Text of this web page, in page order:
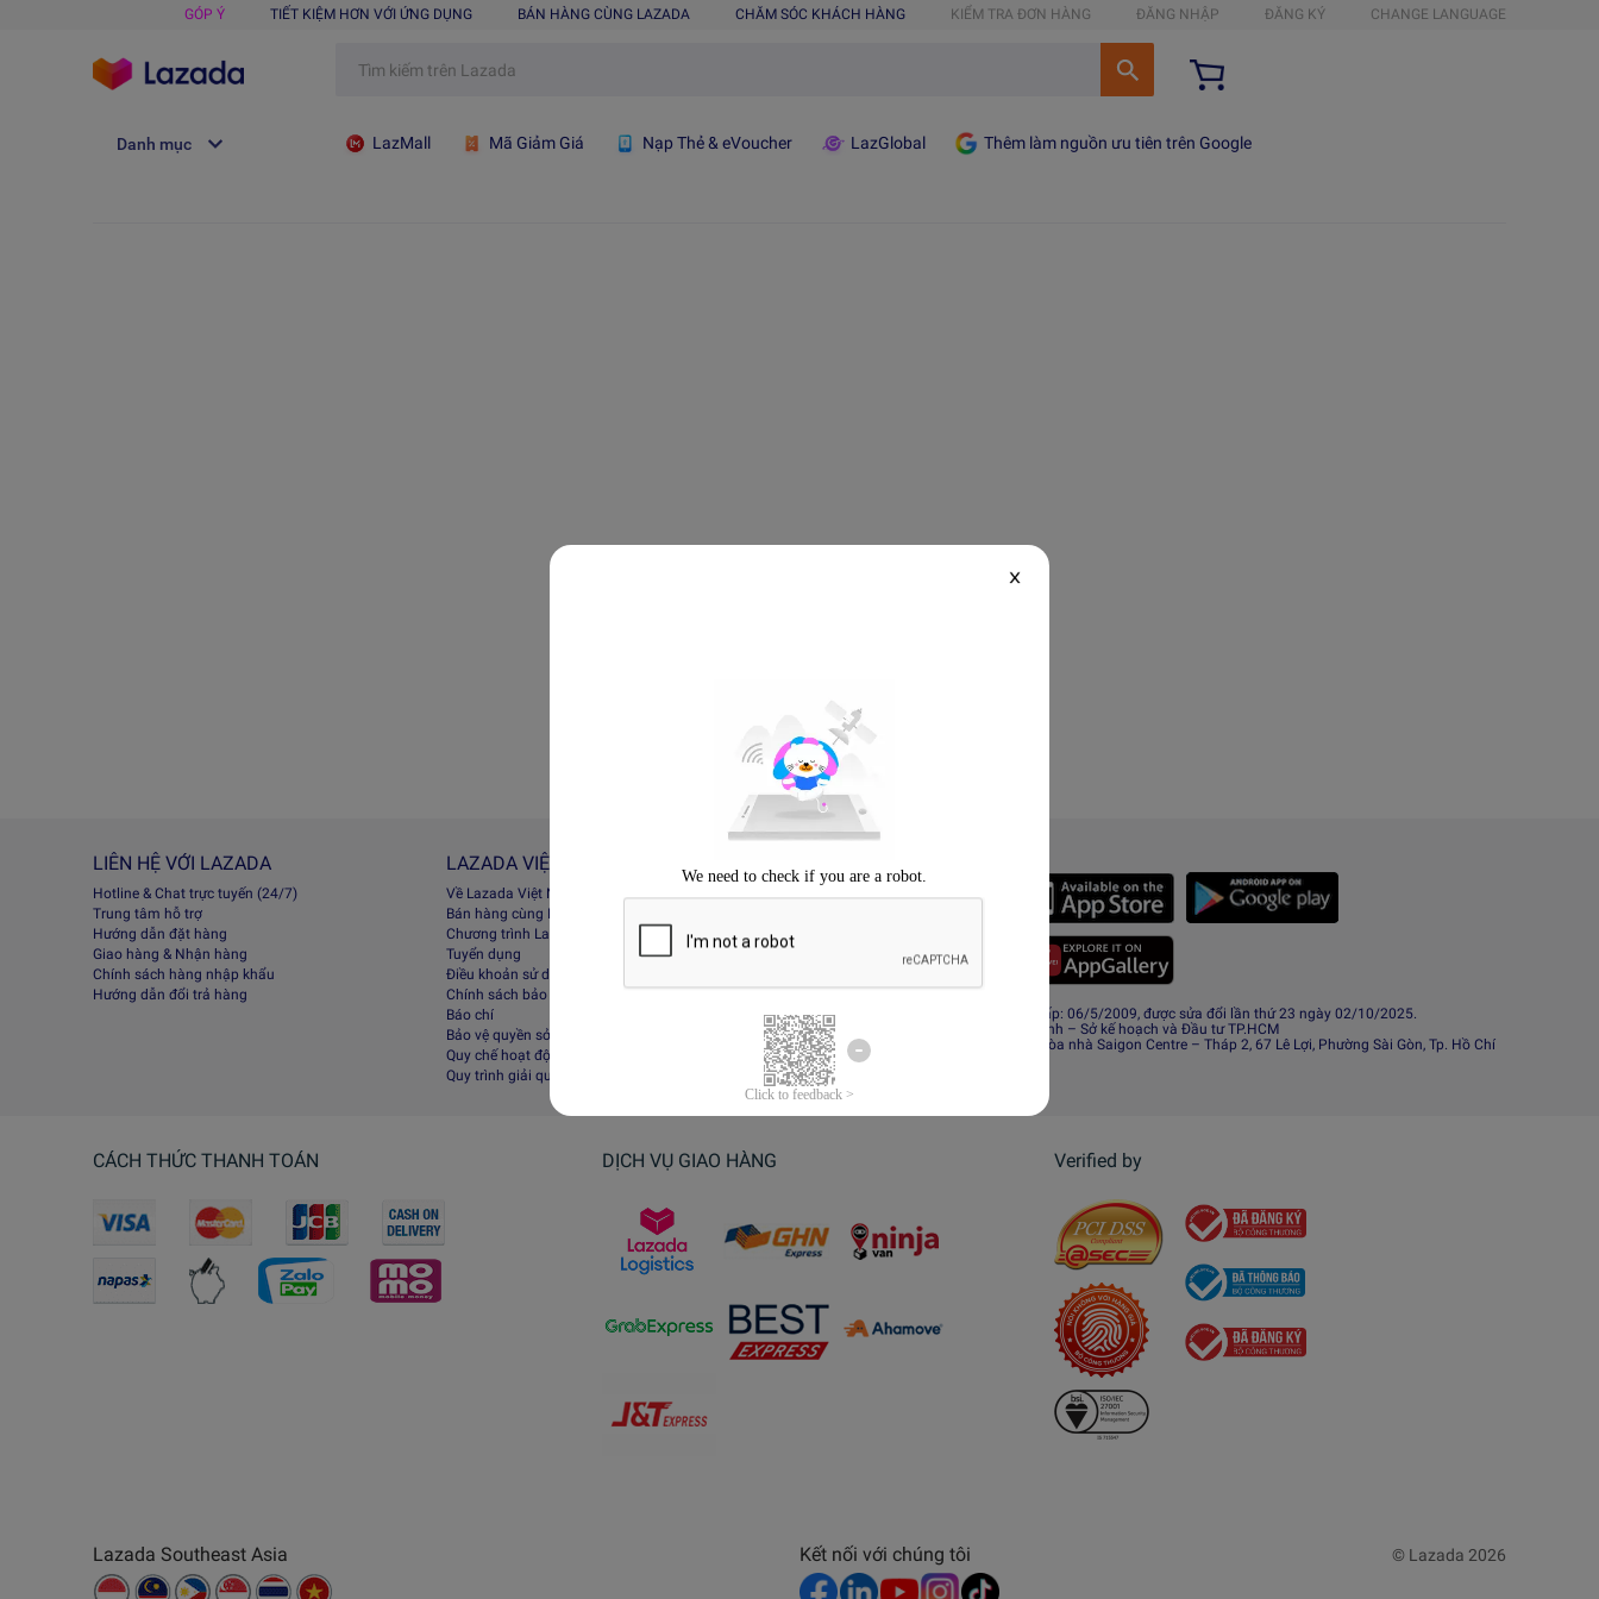
GÓP Ý TIẾT KIỆM HƠN VỚI ỨNG DỤNG BÁN HÀNG CÙNG LAZADA CHĂM SÓC KHÁCH HÀNG KIỂM TRA ĐƠN HÀNG ĐĂNG NHẬP ĐĂNG KÝ CHANGE LANGUAGE
Danh mục LazMall Mã Giảm Giá Nạp Thẻ & eVoucher LazGlobal Thêm làm nguồn ưu tiên trên Google
LIÊN HỆ VỚI LAZADA
Hotline & Chat trực tuyến (24/7)
Trung tâm hỗ trợ
Hướng dẫn đặt hàng
Giao hàng & Nhận hàng
Chính sách hàng nhập khẩu
Hướng dẫn đổi trả hàng
LAZADA VIỆT NAM
Về Lazada Việt Nam
Bán hàng cùng Lazada
Chương trình Lazada Afﬁliate
Tuyển dụng
Điều khoản sử dụng
Chính sách bảo mật
Báo chí
Bảo vệ quyền sở hữu trí tuệ
Quy chế hoạt động sàn Lazada
Quy trình giải quyết tranh chấp, khiếu nại
Always Better
Tải App Lazada
Giấy CNĐKDN: 0308808576 – Ngày cấp: 06/5/2009, được sửa đổi lần thứ 23 ngày 02/10/2025.
Cơ quan cấp: Phòng Đăng ký kinh doanh – Sở kế hoạch và Đầu tư TP.HCM
Địa chỉ đăng ký kinh doanh: Tầng 19, Tòa nhà Saigon Centre – Tháp 2, 67 Lê Lợi, Phường Sài Gòn, Tp. Hồ Chí
Minh, Việt Nam
CÁCH THỨC THANH TOÁN DỊCH VỤ GIAO HÀNG Verified by
Lazada Southeast Asia Kết nối với chúng tôi © Lazada 2026
X